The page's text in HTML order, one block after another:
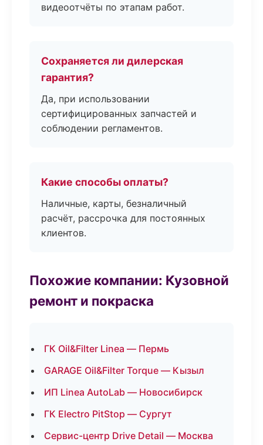
видеоотчёты по этапам работ.
Сохраняется ли дилерская
гарантия?
Да, при использовании
сертифицированных запчастей и
соблюдении регламентов.
Какие способы оплаты?
Наличные, карты, безналичный
расчёт, рассрочка для постоянных
клиентов.
Похожие компании: Кузовной
ремонт и покраска
ГК Oil&Filter Linea — Пермь
GARAGE Oil&Filter Torque — Кызыл
ИП Linea AutoLab — Новосибирск
ГК Electro PitStop — Сургут
Сервис-центр Drive Detail — Москва